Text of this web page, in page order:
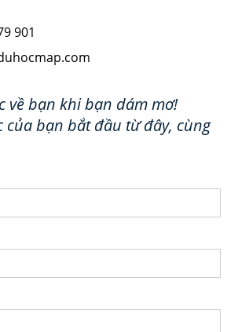
901
về bạn khi bạn dám mơ!
của bạn bắt đầu từ đây, cùng